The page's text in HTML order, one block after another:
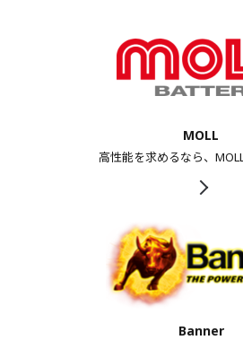
MOLL
高性能を求めるなら、
Banner